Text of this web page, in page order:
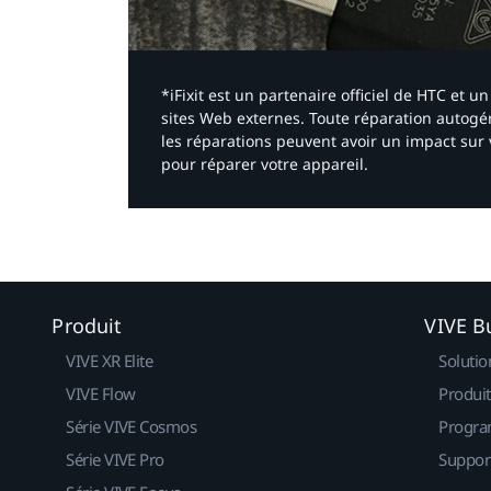
*iFixit est un partenaire officiel de HTC et
sites Web externes. Toute réparation
les réparations peuvent avoir un impact
pour réparer votre appareil.​
Produit
VIVE XR Elite
VIVE Flow
Série VIVE Cosmos
Série VIVE Pro
VIVE